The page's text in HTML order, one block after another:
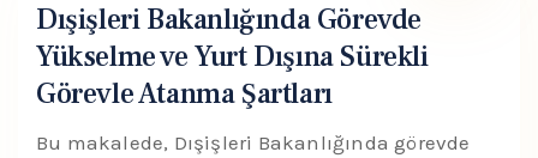
Dışişleri Bakanlığında Görevde
Yükselme ve Yurt Dışına Sürekli
Görevle Atanma Şartları
Bu makalede, Dışişleri Bakanlığında görevde